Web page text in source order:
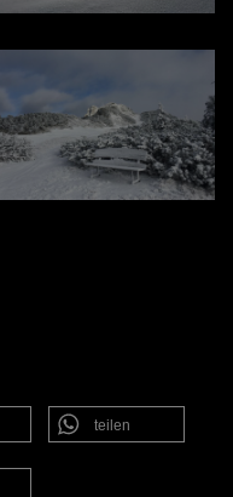
teilen